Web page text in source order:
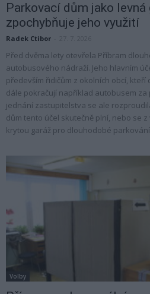
Parkovací dům jako levná
zpochybňuje jeho využití
Radek Ctibor
Před dvěma lety otevřela Příbram
autobusového nádraží. Jeho hlavním
především řidičům z okolních obcí,
dále pokračují například autobusem za
jednání zastupitelstva se ale
dům tento účel skutečně plní, nebo se
krytou garáž pro dlouhodobé
Volby